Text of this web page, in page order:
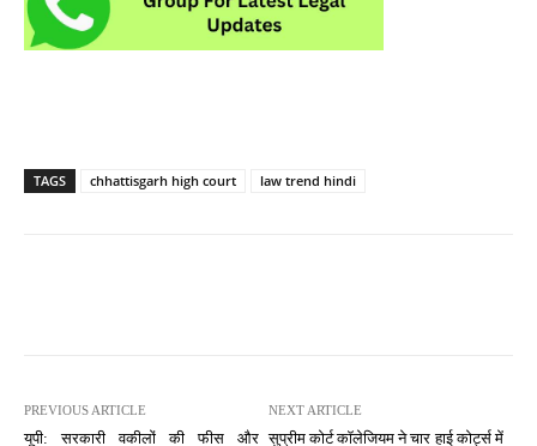
TAGS chhattisgarh high court law trend hindi
PREVIOUS ARTICLE
यूपी: सरकारी वकीलों की फीस और
NEXT ARTICLE
सुप्रीम कोर्ट कॉलेजियम ने चार हाई कोर्ट्स में